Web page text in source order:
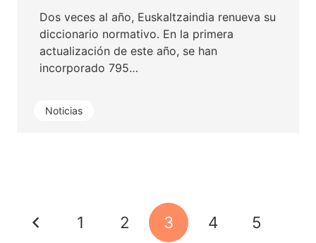
Noticias
Dos veces al año, Euskaltzaindia renueva su
diccionario normativo. En la primera
actualización de este año, se han
incorporado 795…
1 2 3 4 5